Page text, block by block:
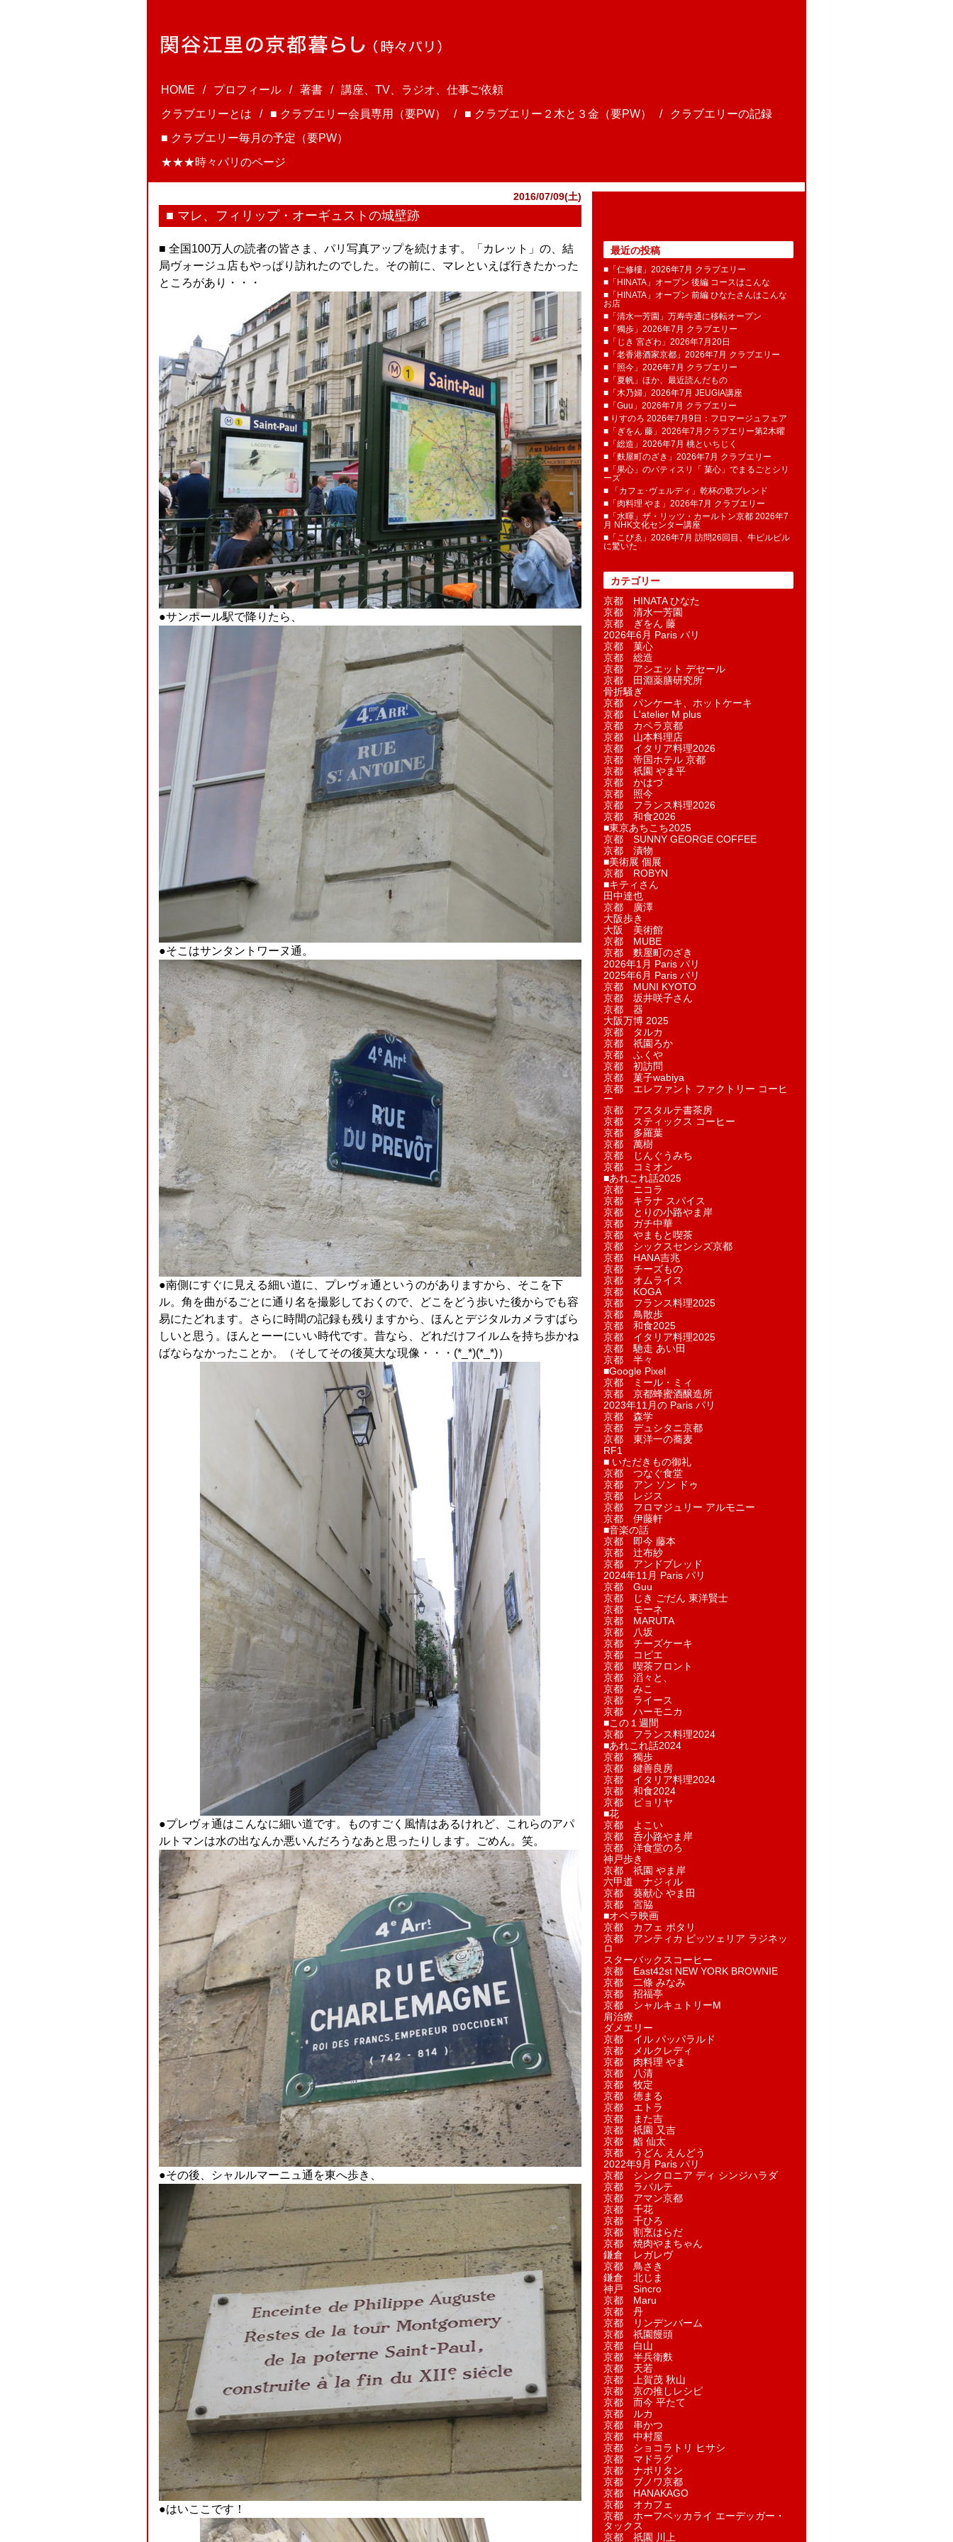
HOME プロフィール 著書
講座、TV、ラジオ、仕事ご依頼
クラブエリーとは
■ クラブエリー会員専用（要PW） ■ クラブエリー２木と３金（要PW）
クラブエリーの記録
■ クラブエリー毎月の予定（要PW）
★★★時々パリのページ
2016/07/09(土)
■ マレ、フィリップ・オーギュストの城壁跡
■ 全国100万人の読者の皆さま、パリ写真アップを続けます。「カレット」の、結
局ヴォージュ店もやっぱり訪れたのでした。その前に、マレといえば行きたかった
ところがあり・・・
●サンポール駅で降りたら、
●そこはサンタントワーヌ通。
●南側にすぐに見える細い道に、プレヴォ通というのがありますから、そこを下
ル。角を曲がるごとに通り名を撮影しておくので、どこをどう歩いた後からでも容
易にたどれます。さらに時間の記録も残りますから、ほんとデジタルカメラすばら
しいと思う。ほんとーーにいい時代です。昔なら、どれだけフイルムを持ち歩かね
ばならなかったことか。（そしてその後莫大な現像・・・(*_*)(*_*)）
●プレヴォ通はこんなに細い道です。ものすごく風情はあるけれど、これらのアパ
ルトマンは水の出なんか悪いんだろうなあと思ったりします。ごめん。笑。
●その後、シャルルマーニュ通を東へ歩き、
●はいここです！
最近の投稿
■「仁修樓」2026年7月 クラブエリー
■「HINATA」オープン 後編 コースはこんな
■「HINATA」オープン 前編 ひなたさんはこんな
お店
■「清水一芳園」万寿寺通に移転オープン
■「獨歩」2026年7月 クラブエリー
■「じき 宮ざわ」2026年7月20日
■「老香港酒家京都」2026年7月 クラブエリー
■「照今」2026年7月 クラブエリー
■「夏帆」ほか、最近読んだもの
■「木乃婦」2026年7月 JEUGIA講座
■「Guu」2026年7月 クラブエリー
■ りすのろ 2026年7月9日：フロマージュフェア
■「ぎをん 藤」2026年7月クラブエリー第2木曜
■「総造」2026年7月 桃といちじく
■「麩屋町のざき」2026年7月 クラブエリー
■「果心」のパティスリ「 菓​心」でまるごとシリ
ーズ
■ 「カフェ･ヴェルディ」乾杯の歌ブレンド
■「肉料理 やま」2026年7月 クラブエリー
■「水暉」ザ・リッツ・カールトン京都 2026年7
月 NHK文化センター講座
■「こぴゑ」2026年7月 訪問26回目、牛ピルピル
に驚いた
カテゴリー
京都 HINATA ひなた
京都 清水一芳園
京都 ぎをん 藤
2026年6月 Paris パリ
京都 菓​心
京都 総造
京都 アシエット デセール
京都 田淵薬膳研究所
骨折騒ぎ
京都 パンケーキ、ホットケーキ
京都 L'atelier M plus
京都 カペラ京都
京都 山本料理店
京都 イタリア料理2026
京都 帝国ホテル 京都
京都 祇園 やま平
京都 かはづ
京都 照今
京都 フランス料理2026
京都 和食2026
■東京あちこち2025
京都 SUNNY GEORGE COFFEE
京都 漬物
■美術展 個展
京都 ROBYN
■キティさん
田中達也
京都 廣澤
大阪歩き
大阪 美術館
京都 MUBE
京都 麩屋町のざき
2026年1月 Paris パリ
2025年6月 Paris パリ
京都 MUNI KYOTO
京都 坂井咲子さん
京都 器
大阪万博 2025
京都 タルカ
京都 祇園ろか
京都 ふくや
京都 初訪問
京都 菓子wabiya
京都 エレファント ファクトリー コーヒ
ー
京都 アスタルテ書茶房
京都 スティックス コーヒー
京都 多羅葉
京都 萬樹
京都 じんぐうみち
京都 コミオン
■あれこれ話2025
京都 ニコラ
京都 キラナ スパイス
京都 とりの小路やま岸
京都 ガチ中華
京都 やまもと喫茶
京都 シックスセンシズ京都
京都 HANA吉兆
京都 チーズもの
京都 オムライス
京都 KOGA
京都 フランス料理2025
京都 鳥散歩
京都 和食2025
京都 イタリア料理2025
京都 馳走 あい田
京都 半々
■Google Pixel
京都 ミール・ミィ
京都 京都蜂蜜酒醸造所
2023年11月の Paris パリ
京都 森学
京都 デュシタニ京都
京都 東洋一の蕎麦
RF1
■ いただきもの御礼
京都 つなぐ食堂
京都 アン ソン ドゥ
京都 レジス
京都 フロマジュリー アルモニー
京都 伊藤軒
■音楽の話
京都 即今 藤本
京都 辻布紗
京都 アンドブレッド
2024年11月 Paris パリ
京都 Guu
京都 じき ごだん 東洋賢士
京都 モーネ
京都 MARUTA
京都 八坂
京都 チーズケーキ
京都 コピエ
京都 喫茶フロント
京都 滔々と、
京都 みこ
京都 ライース
京都 ハーモニカ
■この１週間
京都 フランス料理2024
■あれこれ話2024
京都 獨歩
京都 鍵善良房
京都 イタリア料理2024
京都 和食2024
京都 ピョリヤ
■花
京都 よこい
京都 呑小路やま岸
京都 洋食堂のろ
神戸歩き
京都 祇園 やま岸
六甲道 ナジィル
京都 葵献心 やま田
京都 宮脇
■オペラ映画
京都 カフェ ポタリ
京都 アンティカ ピッツェリア ラジネッ
ロ
スターバックスコーヒー
京都 East42st NEW YORK BROWNIE
京都 二條 みなみ
京都 招福亭
京都 シャルキュトリーM
肩治療
ダメエリー
京都 イル パッパラルド
京都 メルクレディ
京都 肉料理 やま
京都 八清
京都 牧定
京都 徳まる
京都 エトラ
京都 また吉
京都 祇園 又吉
京都 鮨 仙太
京都 うどん えんどう
2022年9月 Paris パリ
京都 シンクロニア ディ シンジハラダ
京都 ラパルテ
京都 アマン京都
京都 千花
京都 千ひろ
京都 割烹はらだ
京都 焼肉やまちゃん
鎌倉 レガレヴ
京都 鳥さき
鎌倉 北じま
神戸 Sincro
京都 Maru
京都 丹
京都 リンデンバーム
京都 祇園饅頭
京都 白山
京都 半兵衛麩
京都 天若
京都 上賀茂 秋山
京都 京の推しレシピ
京都 而今 平たて
京都 ルカ
京都 串かつ
京都 中村屋
京都 ショコラトリ ヒサシ
京都 マドラグ
京都 ナポリタン
京都 ブノワ京都
京都 HANAKAGO
京都 オカフェ
京都 ホーフベッカライ エーデッガー・
タックス
京都 祇園 川上